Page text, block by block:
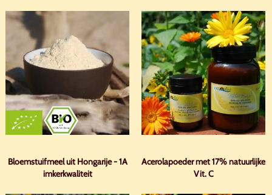
Bloemstuifmeel uit Hongarije - 1A
imkerkwaliteit
Acerolapoeder met 17% natuurlijke
Vit. C